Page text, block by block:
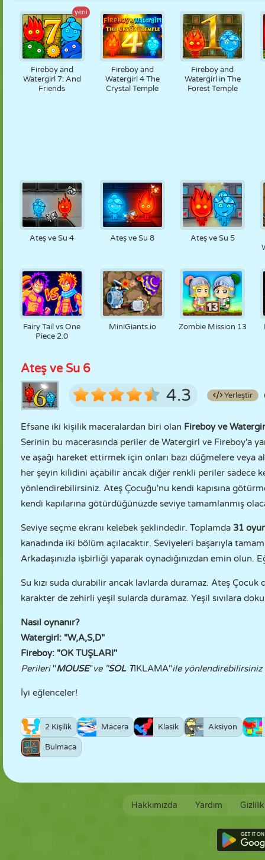
yeni
Fireboy and
Watergirl 7: And
Friends
Fireboy and
Watergirl 4 The
Crystal Temple
Fireboy and
Watergirl in The
Forest Temple
Ateş ve Su 4 Ateş ve Su 8
Ateş ve Su 5
Fairy Tail vs One
Piece 2.0
MiniGiants.io Zombie Mission 13
Ateş ve Su 6
4.3 Yerleştir
Efsane iki kişilik maceralardan biri olan Fireboy ve
Serinin bu macerasında periler de Watergirl ve Fireboy'a
ve aşağı hareket ettirmek için onları bazı düğmelere
her şeyin kilidini açabilir ancak diğer renkli periler sadece
yönlendirebilirsiniz. Ateş Çocuğu'nu kendi kapısına
kendi kapılarına götürdüğünüzde seviye tamamlanmış
Seviye seçme ekranı kelebek şeklindedir. Toplamda 31
kanadında iki bölüm açılacaktır. Seviyeleri başarıyla
Arkadaşınızla işbirliği yaparak oynadığınızdan emin olun.
Su kızı suda durabilir ancak lavlarda duramaz. Ateş
karakter de zehirli yeşil sularda duramaz. Yeşil sıvılara
Nasıl oynanır?
Watergirl: "W,A,S,D"
Fireboy: "OK TUŞLARI"
Perileri"MOUSE"ve "SOL TIKLAMA"ile yönlendirebilirsiniz
İyi eğlenceler!
2 Kişilik Macera Klasik Aksiyon
Bulmaca
Hakkımızda Yardım